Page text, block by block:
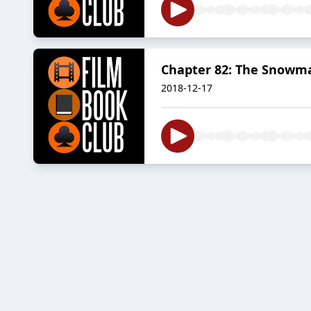
Chapter 82: The
2018-12-17